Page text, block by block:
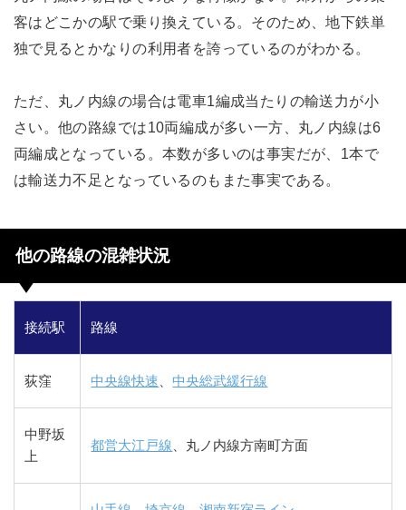
客はどこかの駅で乗り換えている。そのため、地下鉄単
独で見るとかなりの利用者を誇っているのがわかる。
ただ、丸ノ内線の場合は電車1編成当たりの輸送力が小
さい。他の路線では10両編成が多い一方、丸ノ内線は6
両編成となっている。本数が多いのは事実だが、1本で
は輸送力不足となっているのもまた事実である。
他の路線の混雑状況
接続駅 路線
荻窪 中央線快速、中央総武緩行線
中野坂
上
都営大江戸線、丸ノ内線方南町方面